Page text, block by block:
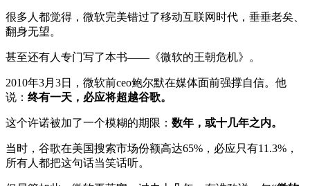
很多人都觉得，微软完美错过了移动互联网时代，垂垂老矣、
翻身无望。
甚至还有人专门写了本书——《微软的王朝危机》。
2010年3月3日，微软前ceo鲍尔默在媒体面前强撑自信。他
说： 终有一天，必应将超越谷歌。
这个许诺被加了一个模糊的期限： 数年，或十几年之内。
当时，谷歌在美国搜索市场份额高达65%，必应只有11.3%，
所有人都把这句话当笑话听。